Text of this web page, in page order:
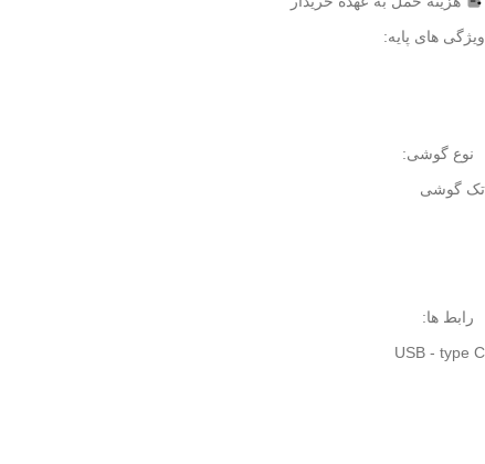
ویژگی های پایه:
نوع گوشی:
تک گوشی
رابط ها:
USB - type C